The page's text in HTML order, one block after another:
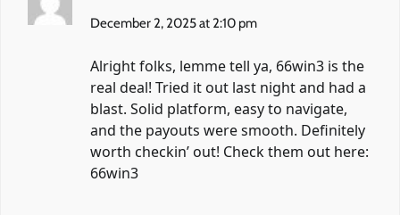
December 2, 2025 at 2:10 pm
Alright folks, lemme tell ya, 66win3 is the
real deal! Tried it out last night and had a
blast. Solid platform, easy to navigate,
and the payouts were smooth. Definitely
worth checkin’ out! Check them out here:
66win3